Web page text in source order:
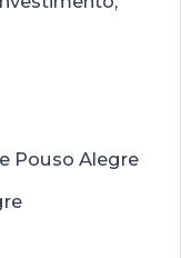
Pouso Alegre